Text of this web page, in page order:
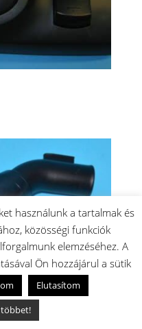
használunk a tartalmak és
közösségi funkciók
elemzéséhez. A
Ön hozzájárul a sütik
Elutasítom